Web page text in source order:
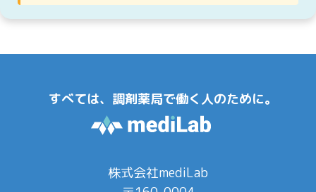
すべては、調剤薬局で働く人のために。
株式会社mediLab